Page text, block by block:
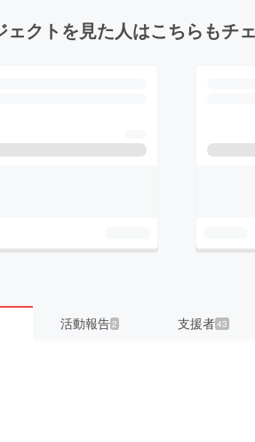
ェクトを見た人はこちらもチ
活動報告2 支援者43